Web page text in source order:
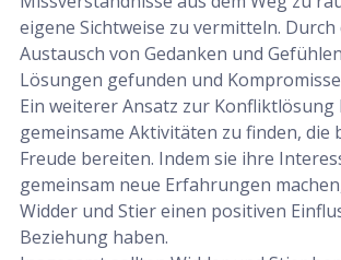
eigene Sichtweise zu vermitteln.
Austausch von Gedanken und
Lösungen gefunden und
Ein weiterer Ansatz zur Konfliktlösung
gemeinsame Aktivitäten zu finden, die
Freude bereiten. Indem sie ihre
gemeinsam neue Erfahrungen
Widder und Stier einen positiven
Beziehung haben.